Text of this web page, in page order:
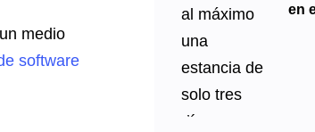
medio
software
en